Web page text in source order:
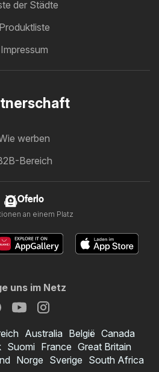
der Städte
Produktliste
Impressum
werben
Bereich
Oferlo
an einem Platz
uns im Netz
Australia België Canada
Suomi France Great Britain
Norge Sverige South Africa